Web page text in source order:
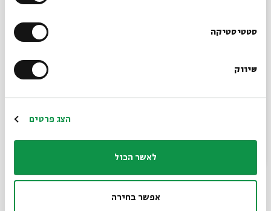
סטטיסטיקה
שיווק
הצג פרטים
לאשר הכול
אפשר בחירה